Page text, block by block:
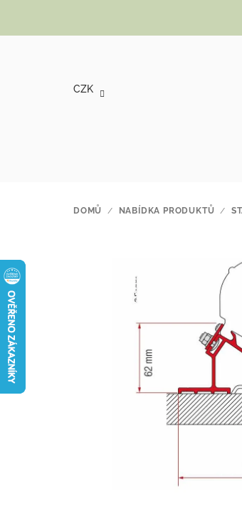
CZK
DOMŮ / NABÍDKA PRODUKTŮ /